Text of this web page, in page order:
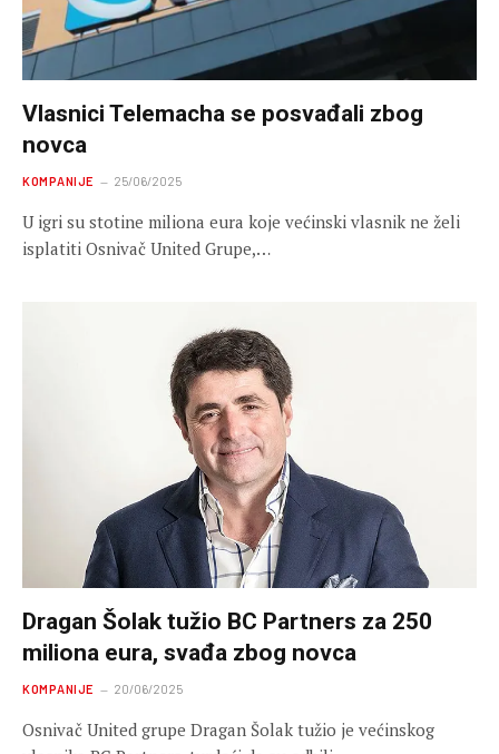
Vlasnici Telemacha se posvađali zbog
novca
KOMPANIJE 25/06/2025
U igri su stotine miliona eura koje većinski vlasnik ne želi
isplatiti Osnivač United Grupe,…
Dragan Šolak tužio BC Partners za 250
miliona eura, svađa zbog novca
KOMPANIJE 20/06/2025
Osnivač United grupe Dragan Šolak tužio je većinskog